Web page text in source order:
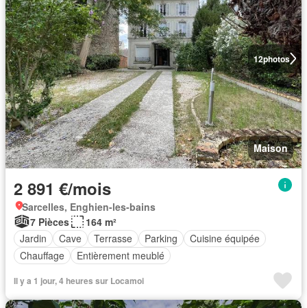
12photos
Maison
2 891 €/mois
Sarcelles, Enghien-les-bains
7 Pièces
164 m²
Jardin
Cave Terrasse Parking
Cuisine équipée
Chauffage
Entièrement meublé
Il y a 1 jour, 4 heures sur Locamoi